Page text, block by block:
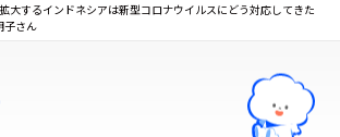
大するインドネシアは新型コロナウイルスにどう対応してきた
子さん